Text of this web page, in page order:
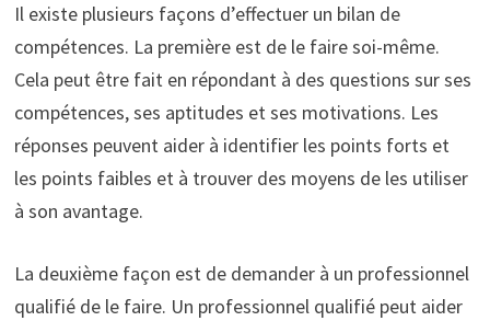
Il existe plusieurs façons d’effectuer un bilan de
compétences. La première est de le faire soi-même.
Cela peut être fait en répondant à des questions sur ses
compétences, ses aptitudes et ses motivations. Les
réponses peuvent aider à identifier les points forts et
les points faibles et à trouver des moyens de les utiliser
à son avantage.
La deuxième façon est de demander à un professionnel
qualifié de le faire. Un professionnel qualifié peut aider